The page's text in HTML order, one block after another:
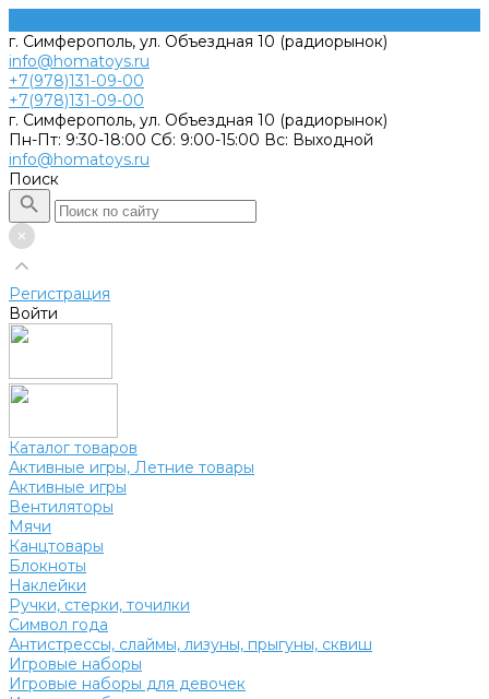
г. Симферополь, ул. Объездная 10 (радиорынок)
info@homatoys.ru
+7(978)131-09-00
+7(978)131-09-00
г. Симферополь, ул. Объездная 10 (радиорынок)
Пн-Пт: 9:30-18:00 Cб: 9:00-15:00 Вс: Выходной
info@homatoys.ru
Поиск
Регистрация
Войти
Каталог товаров
Активные игры, Летние товары
Активные игры
Вентиляторы
Мячи
Канцтовары
Блокноты
Наклейки
Ручки, стерки, точилки
Символ года
Антистрессы, слаймы, лизуны, прыгуны, сквиш
Игровые наборы
Игровые наборы для девочек